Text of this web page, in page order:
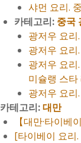
샤먼 요리.
카테고리: 중국
광저우 요
광저우 요
광저우 요
미슐랭 스타
광저우 요
카테고리:대만
【대만·타이
[타이베이 요리